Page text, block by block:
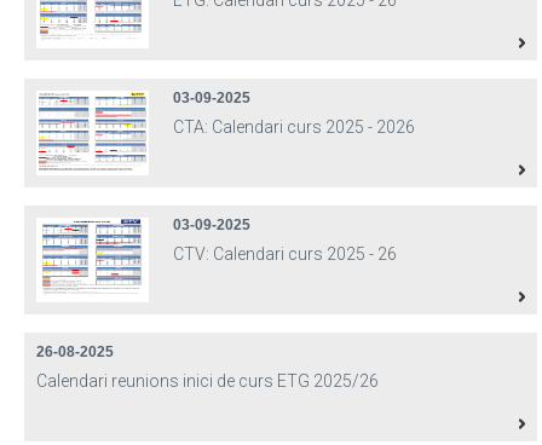
03-09-2025
CTA: Calendari curs 2025 - 2026
03-09-2025
CTV: Calendari curs 2025 - 26
26-08-2025
Calendari reunions inici de curs ETG 2025/26